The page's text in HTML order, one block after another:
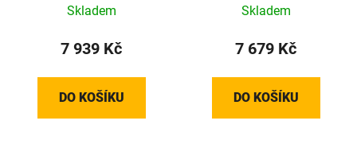
Skladem
7 939 Kč
DO KOŠÍKU
Skladem
7 679 Kč
DO KOŠÍKU